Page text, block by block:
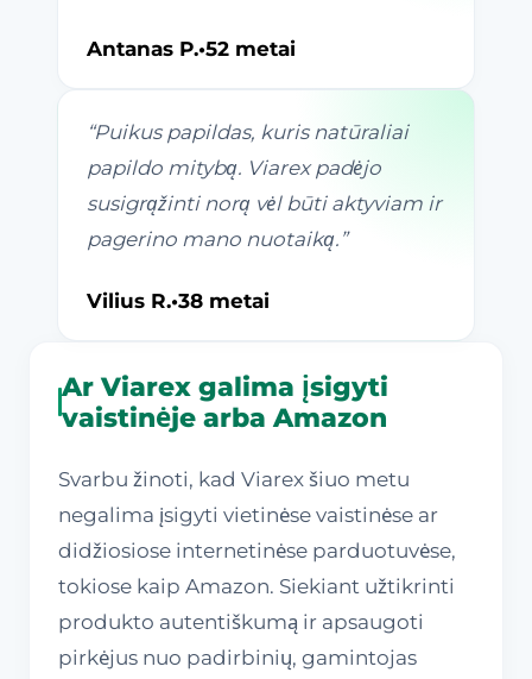
Antanas P.•52 metai
“Puikus papildas, kuris natūraliai
papildo mitybą. Viarex padėjo
susigrąžinti norą vėl būti aktyviam ir
pagerino mano nuotaiką. ”
Vilius R.•38 metai
Ar Viarex galima įsigyti
vaistinėje arba Amazon
Svarbu žinoti, kad Viarex šiuo metu
negalima įsigyti vietinėse vaistinėse ar
didžiosiose internetinėse parduotuvėse,
tokiose kaip Amazon. Siekiant užtikrinti
produkto autentiškumą ir apsaugoti
pirkėjus nuo padirbinių, gamintojas